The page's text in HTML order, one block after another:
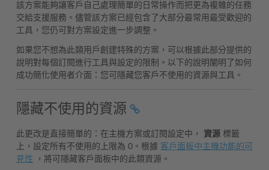
該方案能夠讓客戶自己處理簡單的日常操作而把更為複雜的任務
交給支援服務。儘管該方案已經包含了大部分最常用最受歡迎的
工具，您仍可對方案設定進一步調整。
如果您不想為此類用戶創建特殊的方案，可以根據此部分提供的
說明對每個訂閱進行工具與設定的限制。以下的說明闡明了如何
成功簡化使用者介面：您可隱藏您客戶不使用的資源與工具。
隱藏不使用的資源
此更改是直接簡單的：在主機方案或訂閱設定中， 資源 標籤
上，設定所有不使用的上限為 0。根據 客戶面板中主機功能的可
見性 ，將可隱藏客戶面板中的此類資源。